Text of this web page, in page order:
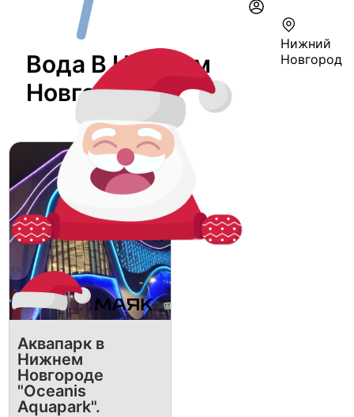
Нижний
Новгород
Вода В Нижнем
Новгороде
Аквапарк в
Нижнем
Новгороде
"Oceanis
Aquapark".